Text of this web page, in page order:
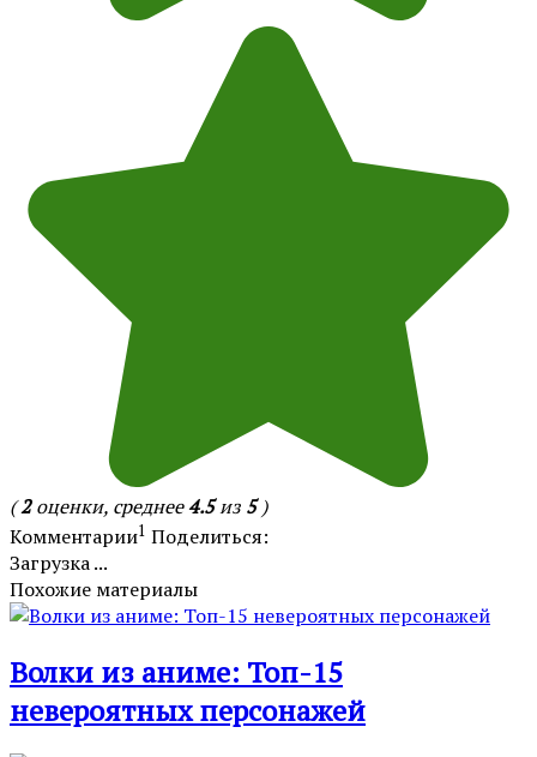
(2оценки, среднее4.5из 5)
Комментарии1 Поделиться:
Загрузка ...
Похожие материалы
Волки из аниме: Топ-15
невероятных персонажей